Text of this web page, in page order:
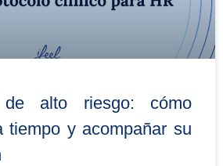
de alto riesgo: cómo
tiempo y acompañar su